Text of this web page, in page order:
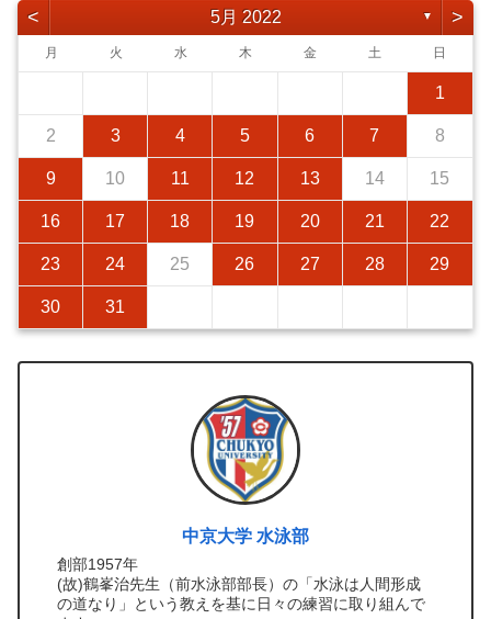
< 5月 2022 ▼ >
月 火 水 木 金 土 日
1
2 3 4 5 6 7 8
9 10 11 12 13 14 15
16 17 18 19 20 21 22
23 24 25 26 27 28 29
30 31
中京大学 水泳部
創部1957年
(故)鶴峯治先生（前水泳部部長）の「水泳は人間形成
の道なり」という教えを基に日々の練習に取り組んで